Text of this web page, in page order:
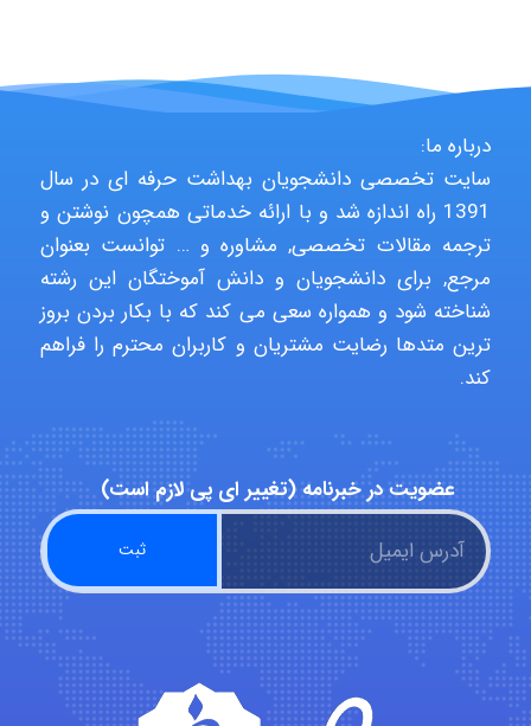
Kati
emami
ehtesham
Chehri
roya_boostani
amir
درباره ما:
سایت تخصصی دانشجویان بهداشت حرفه ای در سال
1391 راه اندازه شد و با ارائه خدماتی همچون نوشتن و
ترجمه مقالات تخصصی, مشاوره و … توانست بعنوان
مرجع, برای دانشجویان و دانش آموختگان این رشته
شناخته شود و همواره سعی می کند که با بکار بردن بروز
ترین متدها رضایت مشتریان و کاربران محترم را فراهم
کند.
عضویت در خبرنامه (تغییر ای پی لازم است)